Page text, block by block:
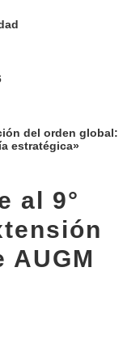
del orden global:
estratégica»
al 9°